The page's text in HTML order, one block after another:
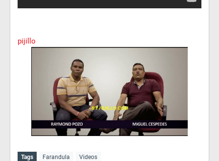
pijillo
Tags Farandula Videos